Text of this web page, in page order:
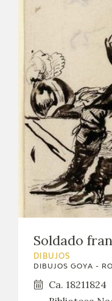
Soldado
DIBUJOS
DIBUJOS GOYA -
Ca. 18211824